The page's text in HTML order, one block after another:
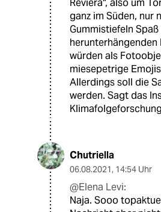
Reviera", also um
ganz im Süden, nur
Gummistiefeln
herunterhängenden
würden als
miesepetrige
Allerdings soll die
werden. Sagt das
Chutriella
06.08.2021, 14:54 Uhr
@Elena Levi:
Naja. Sooo